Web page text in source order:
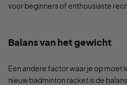
voor beginners of enthousiaste
Balans van het gewicht
Een andere factor waar je op moet
nieuw badminton racket is de